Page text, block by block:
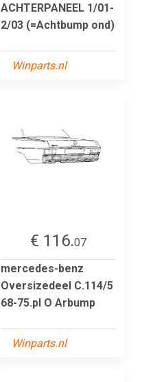
ACHTERPANEEL 1/01-
2/03 (=Achtbump ond)
Winparts.nl
€ 116.07
mercedes-benz
Oversizedeel C.114/5
68-75.pl O Arbump
Winparts.nl